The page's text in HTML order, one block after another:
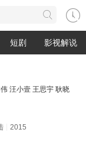
短剧 影视解说
汪小壹 王思宇 耿晓
2015